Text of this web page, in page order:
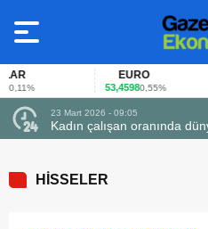
EURO
53,45980,55%
23 Mart 2026 - 09:05
Kadın çalışan oranında
HİSSELER